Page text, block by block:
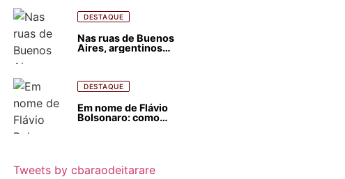
florestais
DESTAQUE
Nas ruas de Buenos
Aires, argentinos
DESTAQUE
Em nome de Flávio
Bolsonaro: como
Tweets by cbaraodeitarare